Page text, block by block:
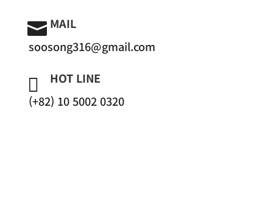
 MAIL
soosong316@gmail.com

HOT LINE
(+82) 10 5002 0320